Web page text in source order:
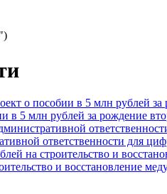
в 5 млн рублей за рождение
ответственности для
и восстановление